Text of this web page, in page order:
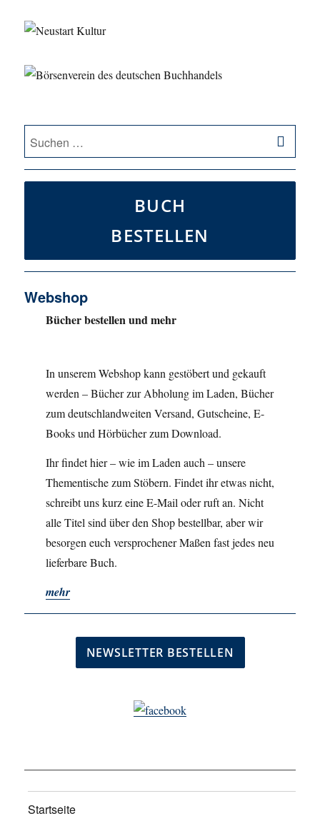
Suche
nach:
BUCH
BESTELLEN
Webshop
Bücher bestellen und mehr
In unserem Webshop kann gestöbert und gekauft
werden – Bücher zur Abholung im Laden, Bücher
zum deutschlandweiten Versand, Gutscheine, E-
Books und Hörbücher zum Download.
Ihr findet hier – wie im Laden auch – unsere
Thementische zum Stöbern. Findet ihr etwas nicht,
schreibt uns kurz eine E-Mail oder ruft an. Nicht
alle Titel sind über den Shop bestellbar, aber wir
besorgen euch versprochener Maßen fast jedes neu
lieferbare Buch.
mehr
Startseite